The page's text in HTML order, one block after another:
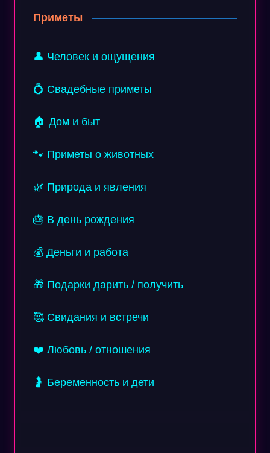
Приметы
👤 Человек и ощущения
💍 Свадебные приметы
🏠 Дом и быт
🐾 Приметы о животных
🌿 Природа и явления
🎂 В день рождения
💰 Деньги и работа
🎁 Подарки дарить / получить
🥰 Свидания и встречи
❤️ Любовь / отношения
🤰 Беременность и дети